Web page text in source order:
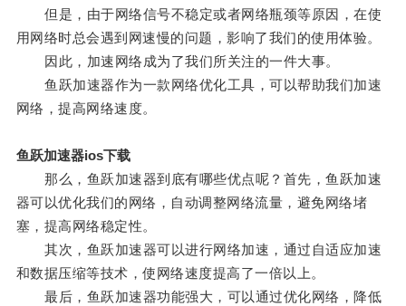
但是，由于网络信号不稳定或者网络瓶颈等原因，在使
用网络时总会遇到网速慢的问题，影响了我们的使用体验。
因此，加速网络成为了我们所关注的一件大事。
鱼跃加速器作为一款网络优化工具，可以帮助我们加速
网络，提高网络速度。
鱼跃加速器ios下载
那么，鱼跃加速器到底有哪些优点呢？首先，鱼跃加速
器可以优化我们的网络，自动调整网络流量，避免网络堵
塞，提高网络稳定性。
其次，鱼跃加速器可以进行网络加速，通过自适应加速
和数据压缩等技术，使网络速度提高了一倍以上。
最后，鱼跃加速器功能强大，可以通过优化网络，降低